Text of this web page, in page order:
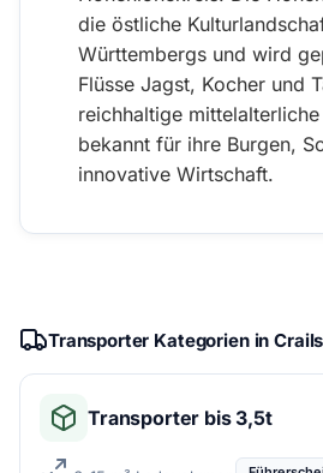
die östliche
Württembergs und wird
Flüsse Jagst, Kocher und
reichhaltige
bekannt für ihre Burgen,
innovative Wirtschaft.
Transporter Kategorien in
Transporter bis 3,5t